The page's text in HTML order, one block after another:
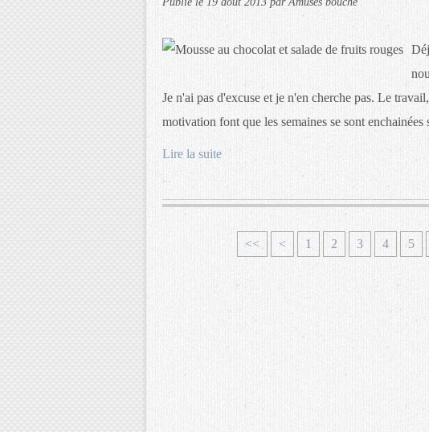
Je n'ai pas d'excuse et je n'en cherche pas. Le
motivation font que les semaines se sont enchainées
Lire la suite
<< < 1 2 3 4 5